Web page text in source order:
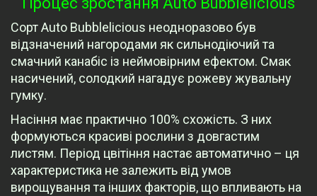
Сорт Auto Bubblelicious неодноразово був
відзначений нагородами як сильнодіючий та
смачний канабіс із неймовірним ефектом. Смак
насичений, солодкий нагадує рожеву жувальну
гумку.
Насіння має практично 100% схожість. З них
формуються красиві рослини з довгастим
листям. Період цвітіння настає автоматично – ця
характеристика не залежить від умов
вирощування та інших факторів, що впливають на